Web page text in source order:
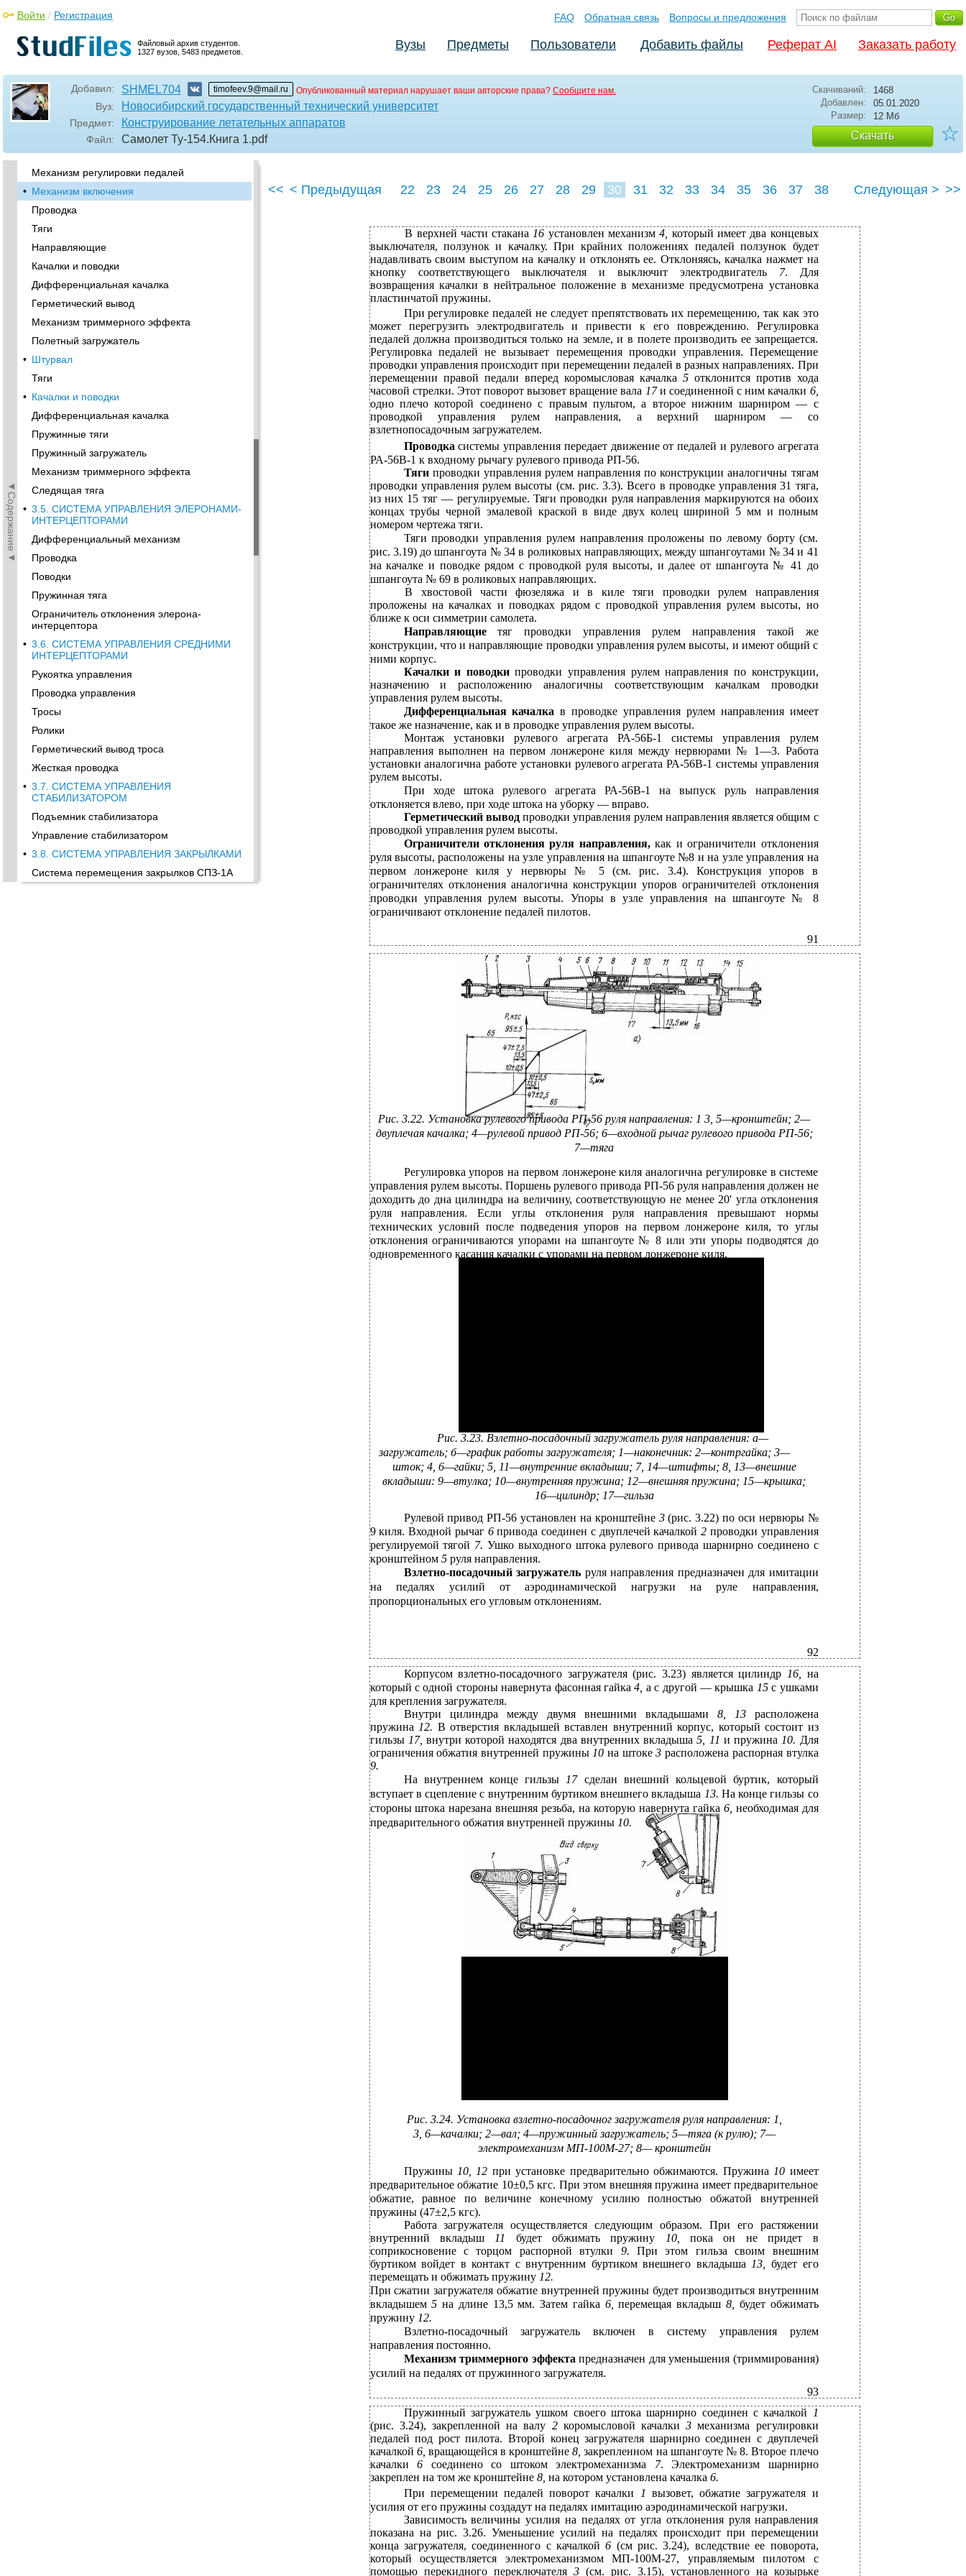
Файловый архив студентов.
1327 вузов, 5483 предметов.
Войти / Регистрация FAQ Обратная связь Вопросы и предложения
Вузы Предметы Пользователи Добавить файлы Реферат AI Заказать работу
Добавил: SHMEL704 timofeev.9@mail.ru Опубликованный материал нарушает ваши авторские права? Сообщите нам.
Вуз: Новосибирский государственный технический университет
Предмет: Конструирование летательных аппаратов
Файл: Самолет Ту-154.Книга 1.pdf
Скачиваний:
1468
Добавлен:
05.01.2020
Размер:
12 Мб
Скачать ☆
◄Содержание◄
Ограничение отклонения руля высоты
Полетный загружатель
Механизм включения полетного
• Электромеханизм триммерного эффекта
Следящая тяга
• 3.3. СИСТЕМА УПРАВЛЕНИЯ РУЛЕМ
НАПРАВЛЕНИЯ
Педали
Механизм регулировки педалей
• Механизм включения
Проводка
Тяги
Направляющие
Качалки и поводки
Дифференциальная качалка
Герметический вывод
Механизм триммерного эффекта
Полетный загружатель
• Штурвал
Тяги
• Качалки и поводки
Дифференциальная качалка
Пружинные тяги
Пружинный загружатель
Механизм триммерного эффекта
Следящая тяга
• 3.5. СИСТЕМА УПРАВЛЕНИЯ ЭЛЕРОНАМИ-
ИНТЕРЦЕПТОРАМИ
Дифференциальный механизм
Проводка
Поводки
Пружинная тяга
Ограничитель отклонения элерона-
интерцептора
• 3.6. СИСТЕМА УПРАВЛЕНИЯ СРЕДНИМИ
ИНТЕРЦЕПТОРАМИ
Рукоятка управления
Проводка управления
Тросы
Ролики
Герметический вывод троса
Жесткая проводка
• 3.7. СИСТЕМА УПРАВЛЕНИЯ
СТАБИЛИЗАТОРОМ
Подъемник стабилизатора
Управление стабилизатором
• 3.8. СИСТЕМА УПРАВЛЕНИЯ ЗАКРЫЛКАМИ
Система перемещения закрылков СПЗ-1А
<< < Предыдущая 22 23 24 25 26 27 28 29 30 31 32 33 34 35 36 37
38
Следующая > >>
В верхней части стакана 16 установлен механизм4, который имеет два концевых
выключателя, ползунок и качалку. При крайних положениях педалей ползунок будет
надавливать своим выступом на качалку и отклонять ее. Отклоняясь, качалка нажмет на
кнопку соответствующего выключателя и выключит электродвигатель 7. Для
возвращения качалки в нейтральное положение в механизме предусмотрена установка
пластинчатой пружины.
При регулировке педалей не следует препятствовать их перемещению, так как это
может перегрузить электродвигатель и привести к его повреждению. Регулировка
педалей должна производиться только на земле, и в полете производить ее запрещается.
Регулировка педалей не вызывает перемещения проводки управления. Перемещение
проводки управления происходит при перемещении педалей в разных направлениях. При
перемещении правой педали вперед коромысловая качалка 5 отклонится против хода
часовой стрелки. Этот поворот вызовет вращение вала 17и соединенной с ним качалки 6,
одно плечо которой соединено с правым пультом, а второе нижним шарниром — с
проводкой управления рулем направления, а верхний шарниром — со
взлетнопосадочным загружателем.
Проводкасистемы управления передает движение от педалей и рулевого агрегата
РА-56В-1 к входному рычагу рулевого привода РП-56.
Тяги проводки управления рулем направления по конструкции аналогичны тягам
проводки управления рулем высоты (см. рис. 3.3). Всего в проводке управления 31 тяга,
из них 15 тяг — регулируемые. Тяги проводки руля направления маркируются на обоих
концах трубы черной эмалевой краской в виде двух колец шириной 5 мм и полным
номером чертежа тяги.
Тяги проводки управления рулем направления проложены по левому борту (см.
рис. 3.19) до шпангоута № 34 в роликовых направляющих, между шпангоутами № 34 и 41
на качалке и поводке рядом с проводкой руля высоты, и далее от шпангоута № 41 до
шпангоута № 69 в роликовых направляющих.
В
хвостовой части фюзеляжа и в киле тяги проводки рулем направления
проложены на качалках и поводках рядом с проводкой управления рулем высоты, но
ближе к оси симметрии самолета.
Направляющиетяг проводки управления рулем направления такой же
конструкции, что и направляющие проводки управления рулем высоты, и имеют общий с
ними корпус.
Качалки и поводкипроводки управления рулем направления по конструкции,
назначению и расположению аналогичны соответствующим качалкам проводки
управления рулем высоты.
Дифференциальная качалкав проводке управления рулем направления имеет
такое же назначение, как и в проводке управления рулем высоты.
Монтаж установки рулевого агрегата РА-56Б-1 системы управления рулем
направления выполнен на первом лонжероне киля между нервюрами № 1—3. Работа
установки аналогична работе установки рулевого агрегата РА-56В-1 системы управления
рулем высоты.
При ходе штока рулевого агрегата РА-56В-1 на выпуск руль направления
отклоняется влево, при ходе штока на уборку — вправо.
Герметический вывод проводки управления рулем направления является общим с
проводкой управления рулем высоты.
Ограничители отклонения руля направления,как и ограничители отклонения
руля высоты, расположены на узле управления на шпангоуте №8 и на узле управления на
первом лонжероне киля у нервюры № 5 (см. рис. 3.4). Конструкция упоров в
ограничителях отклонения аналогична конструкции упоров ограничителей отклонения
проводки управления рулем высоты. Упоры в узле управления на шпангоуте № 8
ограничивают отклонение педалей пилотов.
91
Рис. 3.22. Установка рулевого привода РП-56 руля направления: 1 3, 5—кронштейн; 2—
двуплечая качалка; 4—рулевой привод РП-56; 6—входной рычаг рулевого привода РП-56;
7—тяга
Регулировка упоров на первом лонжероне киля аналогична регулировке в системе
управления рулем высоты. Поршень рулевого привода РП-56 руля направления должен не
доходить до дна цилиндра на величину, соответствующую не менее 20' угла отклонения
руля направления. Если углы отклонения руля направления превышают нормы
технических условий после подведения упоров на первом лонжероне киля, то углы
отклонения ограничиваются упорами на шпангоуте № 8 или эти упоры подводятся до
одновременного касания качалки с упорами на первом лонжероне киля.
Рис. 3.23. Взлетно-посадочный загружатель руля направления: а—
загружатель; б—график работы загружателя; 1—наконечник: 2—контргайка; 3—
шток; 4, 6—гайки; 5, 11—внутренние вкладыши; 7, 14—штифты; 8, 13—внешние
вкладыши: 9—втулка; 10—внутренняя пружина; 12—внешняя пружина; 15—крышка;
16—цилиндр; 17—гильза
Рулевой привод РП-56 установлен на кронштейне 3(рис. 3.22) по оси нервюры №
9 киля. Входной рычаг 6привода соединен с двуплечей качалкой 2 проводки управления
регулируемой тягой 7. Ушко выходного штока рулевого привода шарнирно соединено с
кронштейном 5 руля направления.
Взлетно-посадочныйзагружатель руля направления предназначен для имитации
на педалях усилий от аэродинамической нагрузки на руле направления,
пропорциональных его угловым отклонениям.
92
Корпусом взлетно-посадочного загружателя (рис. 3.23) является цилиндр 16, на
который с одной стороны навернута фасонная гайка4, а с другой — крышка 15с ушками
для крепления загружателя.
Внутри цилиндра между двумя внешними вкладышами 8, 13 расположена
пружина 12. В отверстия вкладышей вставлен внутренний корпус, который состоит из
гильзы 17, внутри которой находятся два внутренних вкладыша5, 11 и пружина 10. Для
ограничения обжатия внутренней пружины 10на штоке3расположена распорная втулка
9.
На внутреннем конце гильзы 17 сделан внешний кольцевой буртик, который
вступает в сцепление с внутренним буртиком внешнего вкладыша 13. На конце гильзы со
стороны штока нарезана внешняя резьба, на которую навернута гайка 6, необходимая для
предварительного обжатия внутренней пружины 10.
Рис. 3.24. Установка взлетно-посадочног загружателя руля направления: 1,
3, 6—качалки; 2—вал; 4—пружинный загружатель; 5—тяга (к рулю); 7—
электромеханизм МП-100М-27; 8— кронштейн
Пружины 10, 12 при установке предварительно обжимаются. Пружина 10 имеет
предварительное обжатие 10±0,5 кгс. При этом внешняя пружина имеет предварительное
обжатие, равное по величине конечному усилию полностью обжатой внутренней
пружины (47±2,5 кгс).
Работа загружателя осуществляется следующим образом. При его растяжении
внутренний вкладыш
11 будет обжимать пружину 10,пока он не придет в
соприкосновение с торцом распорной втулки 9. При этом гильза своим внешним
буртиком войдет в контакт с внутренним буртиком внешнего вкладыша 13, будет его
перемещать и обжимать пружину 12.
При сжатии загружателя обжатие внутренней пружины будет производиться внутренним
вкладышем5на длине 13,5 мм. Затем гайка 6,перемещая вкладыш8, будет обжимать
пружину 12.
Взлетно-посадочный загружатель включен в систему управления рулем
направления постоянно.
Механизм триммерного эффекта предназначен для уменьшения (триммирования)
усилий на педалях от пружинного загружателя.
93
Пружинный загружатель ушком своего штока шарнирно соединен с качалкой
1
(рис. 3.24), закрепленной на валу 2 коромысловой качалки3механизма регулировки
педалей под рост пилота. Второй конец загружателя шарнирно соединен с двуплечей
качалкой 6, вращающейся в кронштейне8,закрепленном на шпангоуте № 8. Второе плечо
качалки 6 соединено со штоком электромеханизма 7. Электромеханизм шарнирно
закреплен на том же кронштейне 8, на котором установлена качалка 6.
При перемещении педалей поворот качалки
1 вызовет, обжатие загружателя и
усилия от его пружины создадут на педалях имитацию аэродинамической нагрузки.
Зависимость величины усилия на педалях от угла отклонения руля направления
показана на рис. 3.26. Уменьшение усилий на педалях происходит при перемещении
конца загружателя, соединенного с качалкой6 (см рис. 3.24), вследствие ее поворота,
который осуществляется электромеханизмом МП-100М-27, управляемым пилотом с
помощью перекидного переключателя 3 (см. рис. 3.15), установленного на козырьке